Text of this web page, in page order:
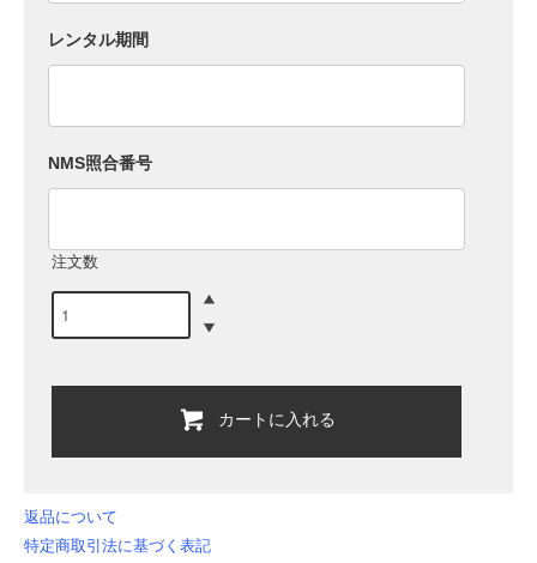
レンタル期間
NMS照合番号
注文数
カートに入れる
返品について
特定商取引法に基づく表記